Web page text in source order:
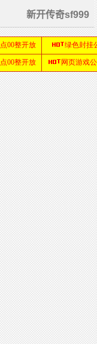
新开传奇sf999